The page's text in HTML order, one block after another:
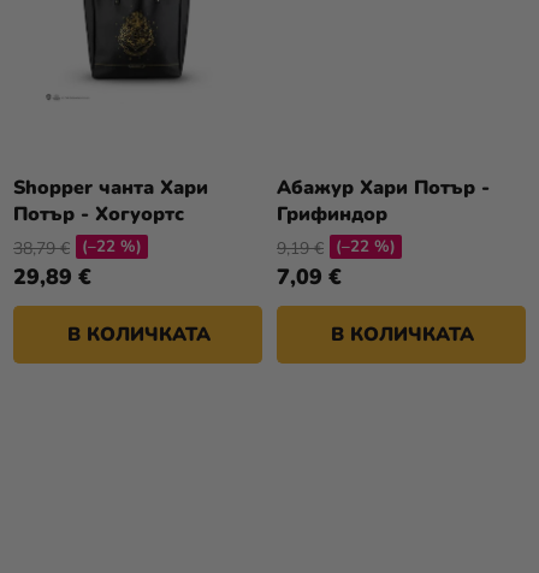
Shopper чанта Хари
Потър - Хогуортс
29,89 €
38,79 € (–22 %)
В КОЛИЧКАТА
Абажур Хари Потър -
Грифиндор
7,09 €
9,19 € (–22 %)
В КОЛИЧКАТА